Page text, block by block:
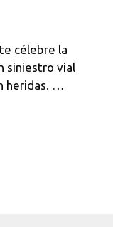
célebre la
siniestro vial
heridas. …